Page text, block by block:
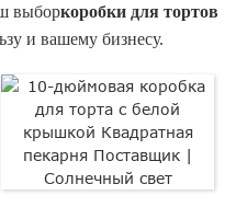
выборкоробки для тортов
и вашему бизнесу.